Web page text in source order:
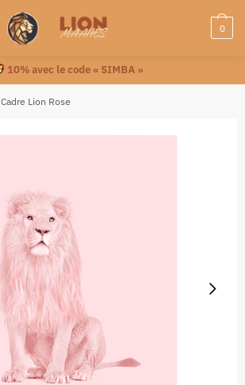
0
10% avec le code « SIMBA »
Cadre Lion Rose